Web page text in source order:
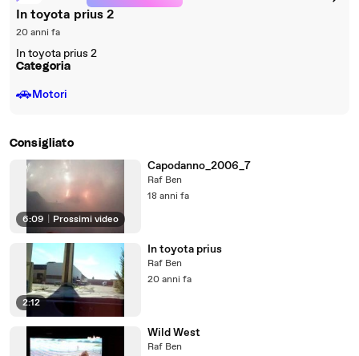
In toyota prius 2
20 anni fa
In toyota prius 2
Categoria
🚗Motori
Consigliato
6:09 Prossimi video
Capodanno_2006_7
Raf Ben
18 anni fa
2:12
In toyota prius
Raf Ben
20 anni fa
Wild West
Raf Ben